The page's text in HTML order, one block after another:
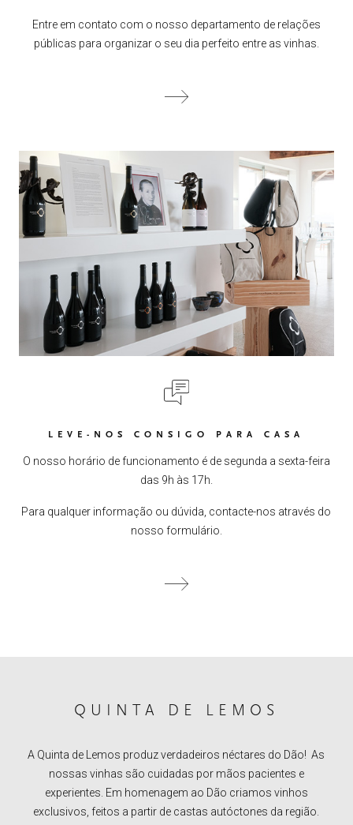
Entre em contato com o nosso departamento de relações
públicas para organizar o seu dia perfeito entre as vinhas.
LEVE-NOS CONSIGO PARA CASA
O nosso horário de funcionamento é de segunda a sexta-feira
das 9h às 17h.
Para qualquer informação ou dúvida, contacte-nos através do
nosso formulário.
QUINTA DE LEMOS
A Quinta de Lemos produz verdadeiros néctares do Dão! As
nossas vinhas são cuidadas por mãos pacientes e
experientes. Em homenagem ao Dão criamos vinhos
exclusivos, feitos a partir de castas autóctones da região.